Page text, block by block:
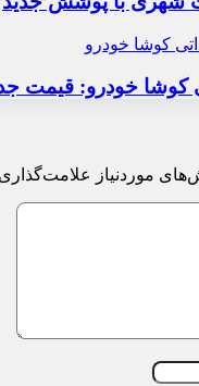
کوشا خودرو: قیمت
موردنیاز